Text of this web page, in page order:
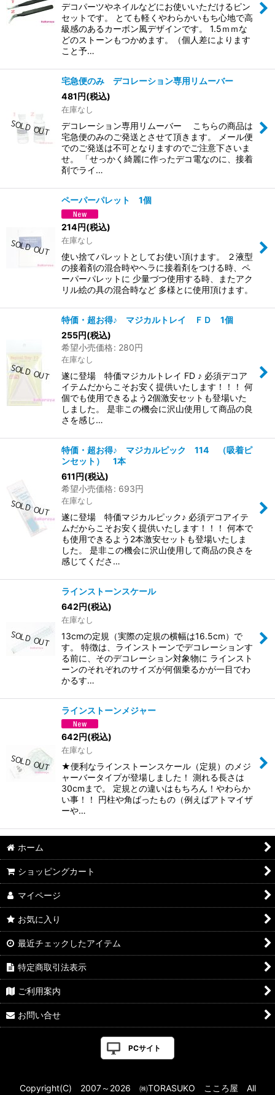
デコパーツやネイルなどにお使いいただけるピン
セットです。 とても軽くやわらかいもち心地で高
級感のあるカーボン風デザインです。 1.5ｍｍな
どのストーンもつかめます。（個人差によります
こと予…
宅急便のみ デコレーション専用リムーバー
481円(税込)
在庫なし
デコレーション専用リムーバー こちらの商品は
宅急便のみのご発送とさせて頂きます。 メール便
でのご発送は不可となりますのでご注意下さいま
せ。 「せっかく綺麗に作ったデコ電なのに、接着
剤でライ…
ペーパーパレット 1個
214円(税込)
在庫なし
使い捨てパレットとしてお使い頂けます。 ２液型
の接着剤の混合時やヘラに接着剤をつける時、ペ
ーパーパレットに 少量づつ使用する時、またアク
リル絵の具の混合時など 多様とに使用頂けます。
特価・超お得♪ マジカルトレイ ＦＤ 1個
255円(税込)
希望小売価格: 280円
在庫なし
遂に登場 特価マジカルトレイ FD ♪ 必須デコア
イテムだからこそお安く提供いたします！！！ 何
個でも使用できるよう2個激安セットも登場いた
しました。 是非この機会に沢山使用して商品の良
さを感じ…
特価・超お得♪ マジカルピック 114 （吸着ピ
ンセット） 1本
611円(税込)
希望小売価格: 693円
在庫なし
遂に登場 特価マジカルピック♪ 必須デコアイテ
ムだからこそお安く提供いたします！！！ 何本で
も使用できるよう2本激安セットも登場いたしま
した。 是非この機会に沢山使用して商品の良さを
感じてくださ…
ラインストーンスケール
642円(税込)
在庫なし
13cmの定規（実際の定規の横幅は16.5cm）で
す。 特徴は、ラインストーンでデコレーションす
る前に、そのデコレーション対象物に ラインスト
ーンのそれぞれのサイズが何個乗るかが一目でわ
かるす…
ラインストーンメジャー
642円(税込)
在庫なし
★便利なラインストーンスケール（定規）のメジ
ャーバータイプが登場しました！ 測れる長さは
30cmまで。 定規との違いはもちろん！やわらか
い事！！ 円柱や角ばったもの（例えばアトマイザ
ーや…
ホーム
ショッピングカート
マイページ
お気に入り
最近チェックしたアイテム
特定商取引法表示
ご利用案内
お問い合せ
PCサイト
Copyright(C) 2007～2026 ㈱TORASUKO こころ屋 All